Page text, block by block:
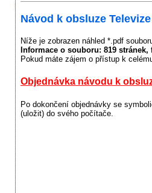
Návod k obsluze
Níže je zobrazen náhled *.pdf
Informace o souboru: 819 stránek,
Pokud máte zájem o přístup k
Objednávka návodu k
Po dokončení objednávky se
(uložit) do svého počítače.